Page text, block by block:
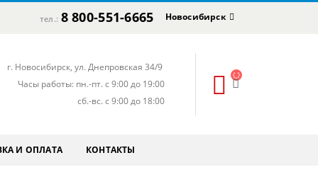
тел.: 8 800-551-6665 Новосибирск
г. Новосибирск, ул. Днепровская 34/9
Часы работы: пн.-пт. с 9:00 до 19:00
сб.-вс. с 9:00 до 18:00
И ОПЛАТА КОНТАКТЫ